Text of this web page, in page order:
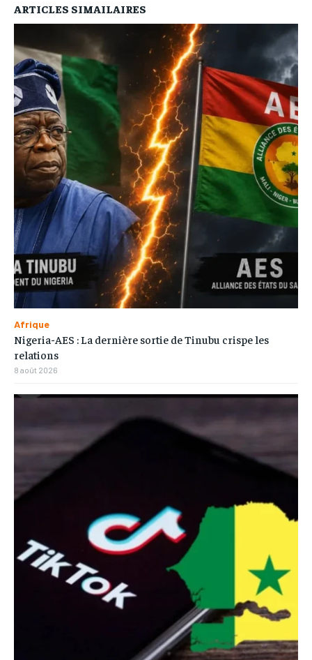
ARTICLES SIMAILAIRES
Afrique
Nigeria-AES : La dernière sortie de Tinubu crispe les
relations
8 août 2026